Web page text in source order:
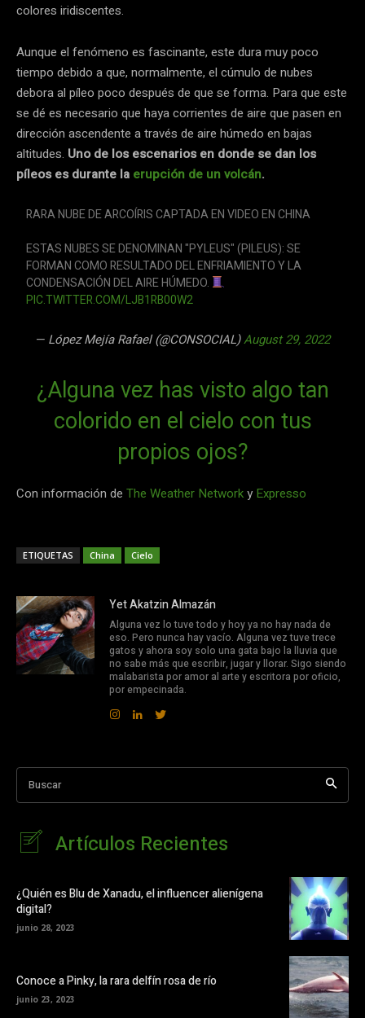
colores iridiscentes.
Aunque el fenómeno es fascinante, este dura muy poco
tiempo debido a que, normalmente, el cúmulo de nubes
debora al píleo poco después de que se forma. Para que este
se dé es necesario que haya corrientes de aire que pasen en
dirección ascendente a través de aire húmedo en bajas
altitudes. Uno de los escenarios en donde se dan los
píleos es durante la erupción de un volcán.
RARA NUBE DE ARCOÍRIS CAPTADA EN VIDEO EN CHINA
ESTAS NUBES SE DENOMINAN "PYLEUS" (PILEUS): SE
FORMAN COMO RESULTADO DEL ENFRIAMIENTO Y LA
CONDENSACIÓN DEL AIRE HÚMEDO.
PIC.TWITTER.COM/LJB1RB00W2
— López Mejía Rafael (@CONSOCIAL)August 29, 2022
¿Alguna vez has visto algo tan
colorido en el cielo con tus
propios ojos?
Con información de The Weather Networky Expresso
ETIQUETAS China Cielo
Yet Akatzin Almazán
Alguna vez lo tuve todo y hoy ya no hay nada de
eso. Pero nunca hay vacío. Alguna vez tuve trece
gatos y ahora soy solo una gata bajo la lluvia que
no sabe más que escribir, jugar y llorar. Sigo siendo
malabarista por amor al arte y escritora por oficio,
por empecinada.
Buscar
Artículos Recientes
¿Quién es Blu de Xanadu, el influencer alienígena
digital?
junio 28, 2023
Conoce a Pinky, la rara delfín rosa de río
junio 23, 2023